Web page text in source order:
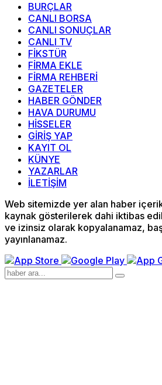
BURÇLAR
CANLI BORSA
CANLI SONUÇLAR
CANLI TV
FİKSTÜR
FİRMA EKLE
FİRMA REHBERİ
GAZETELER
HABER GÖNDER
HAVA DURUMU
HİSSELER
GİRİŞ YAP
KAYIT OL
KÜNYE
YAZARLAR
İLETİŞİM
Web sitemizde yer alan haber
kaynak gösterilerek dahi iktibas
ve izinsiz olarak kopyalanamaz,
yayınlanamaz.